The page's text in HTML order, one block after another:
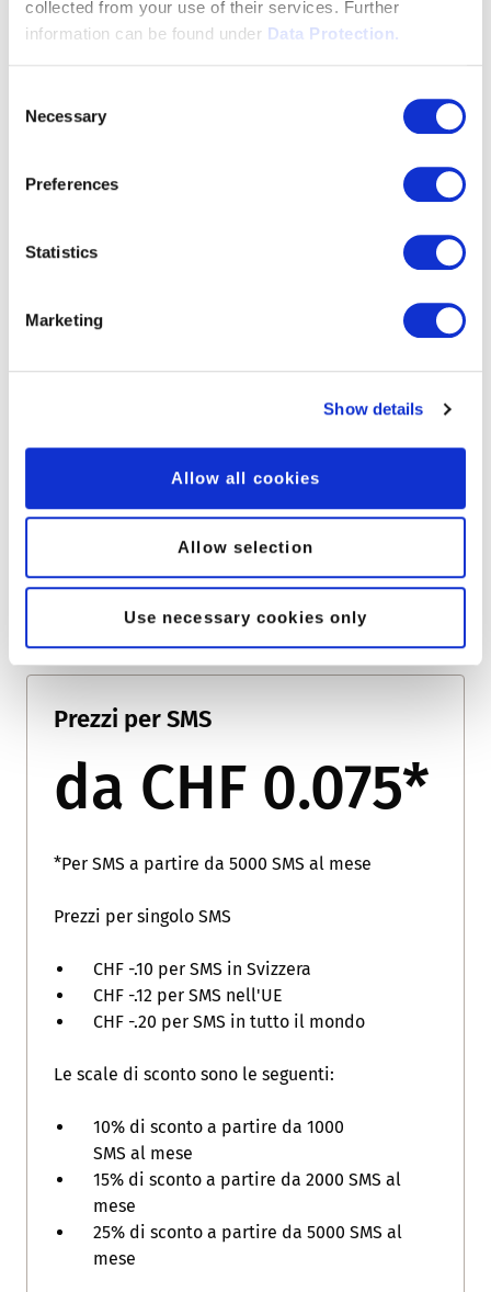
collected from your use of their services. Further
information can be found under Data Protection.
Selection
Necessary
Preferences
Statistics
Marketing
Show details
Allow all cookies
Allow selection
Use necessary cookies only
mese
addebitato per calendario (cioè per
Il SMS REMINDER viene fatturato con fattura
commerciale peoplefone compilato.
Accedere al portale
Prezzi per SMS
da CHF 0.075*
*Per SMS a partire da 5000 SMS al mese
Prezzi per singolo SMS
CHF -.10 per SMS in Svizzera
CHF -.12 per SMS nell'UE
CHF -.20 per SMS in tutto il mondo
Le scale di sconto sono le seguenti:
10% di sconto a partire da 1000
SMS al mese
15% di sconto a partire da 2000 SMS al
mese
25% di sconto a partire da 5000 SMS al
mese